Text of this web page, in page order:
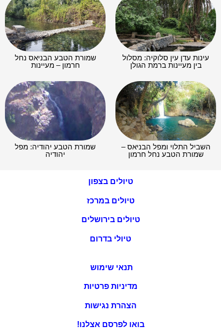
עינות עדן עין סלוקיה: מסלול
בין מעיינות ברמת הגולן
שמורת הטבע הבניאס נחל
חרמון – מעיינות
השביל התלוי ומפל הבניאס –
שמורת הטבע נחל חרמון
שמורת הטבע יהודיה: מפל
יהודיה
טיולים בצפון
טיולים במרכז
טיולים בירושלים
טיולי בדרום
תנאי שימוש
מדיניות פרטיות
הצהרת נגישות
בואו לפרסם אצלנו!